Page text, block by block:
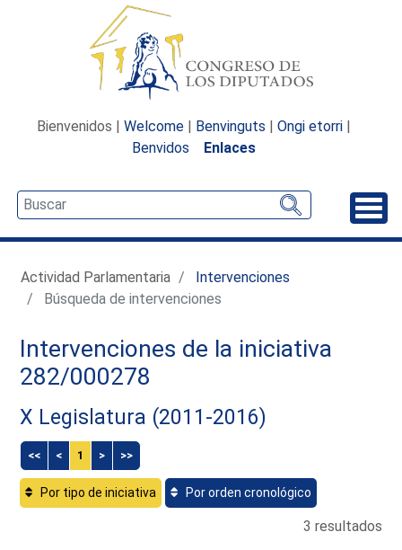
Bienvenidos | Welcome | Benvinguts | Ongi etorri |
Benvidos
Enlaces
Actividad Parlamentaria
Intervenciones
Búsqueda de intervenciones
Intervenciones de la iniciativa
282/000278
X Legislatura (2011-2016)
<< < 1 > >>
Por tipo de iniciativa Por orden cronológico
3 resultados